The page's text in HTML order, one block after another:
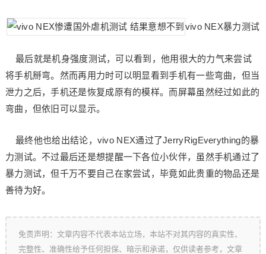
vivo NEX暴力测试
最后就是机身强度测试，可以看到，他用很大的力气来尝试
将手机掰弯。然而再用力时可以明显看到手机有一些弯曲，但当
泄力之后，手机还是恢复成原有的模样。而屏幕虽然经过如此的
弯曲，但依旧可以显示。
最终他也给出结论，vivo NEX通过了JerryRigEverything的暴
力测试。不过最后还是想提醒一下各位小伙伴，虽然手机通过了
暴力测试，但千万不要自己在家尝试，毕竟如此贵重的物品还是
善待为好。
免责声明：文章内容不代表本站立场，本站不对其内容的真实性、
完整性、准确性给予任何担保、暗示和承诺，仅供读者参考，文章